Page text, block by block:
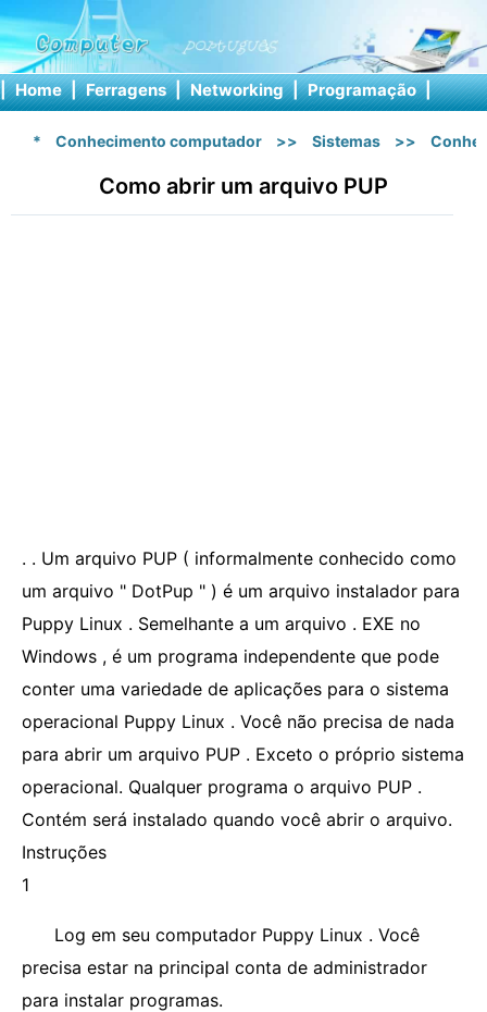
| Home | Ferragens | Networking | Programação |
* Conhecimento computador >> Sistemas >>
Como abrir um arquivo PUP
. . Um arquivo PUP ( informalmente conhecido como
um arquivo " DotPup " ) é um arquivo instalador para
Puppy Linux . Semelhante a um arquivo . EXE no
Windows , é um programa independente que pode
conter uma variedade de aplicações para o sistema
operacional Puppy Linux . Você não precisa de nada
para abrir um arquivo PUP . Exceto o próprio sistema
operacional. Qualquer programa o arquivo PUP .
Contém será instalado quando você abrir o arquivo.
Instruções
1
Log em seu computador Puppy Linux . Você
precisa estar na principal conta de administrador
para instalar programas.